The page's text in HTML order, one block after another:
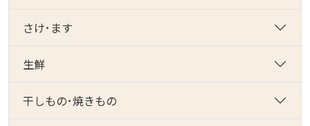
さけ･ます
生鮮
干しもの･焼きもの